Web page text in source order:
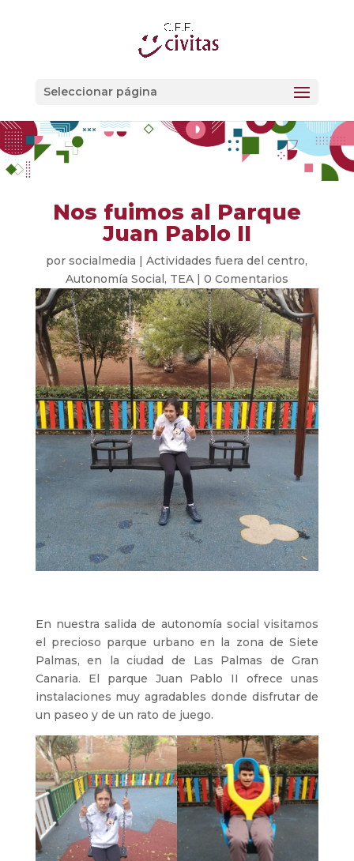
Seleccionar página
Nos fuimos al Parque
Juan Pablo II
porsocialmedia |Actividades fuera del centro,
Autonomía Social, TEA| 0 Comentarios
En nuestra salida de autonomía social visitamos
el precioso parque urbano en la zona de Siete
Palmas, en la ciudad de Las Palmas de Gran
Canaria. El parque Juan Pablo II ofrece unas
instalaciones muy agradables donde disfrutar de
un paseo y de un rato de juego.